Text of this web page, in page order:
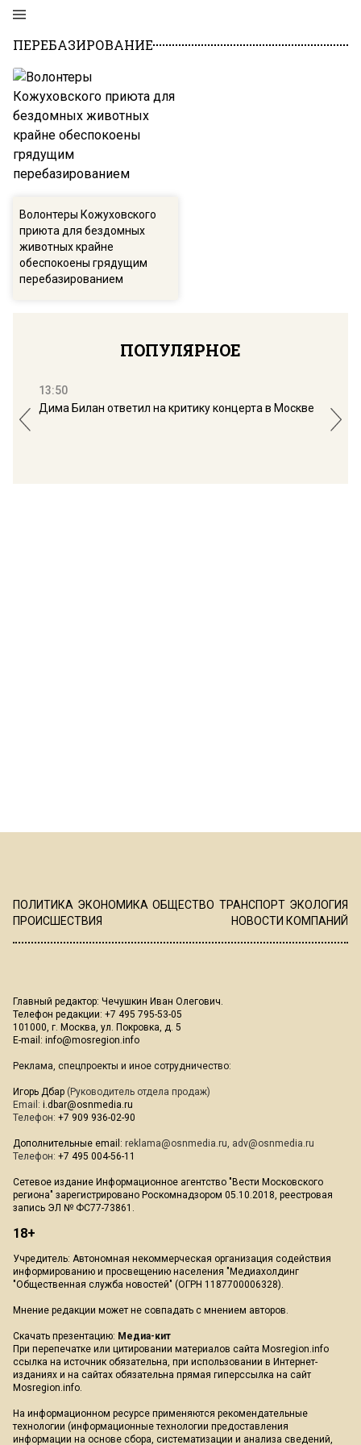
ПЕРЕБАЗИРОВАНИЕ
Волонтеры Кожуховского
приюта для бездомных
животных крайне
обеспокоены грядущим
перебазированием
ПОПУЛЯРНОЕ
13:50
Дима Билан ответил на критику концерта в Москве
ПОЛИТИКА ЭКОНОМИКА ОБЩЕСТВО ТРАНСПОРТ ЭКОЛОГИЯ
ПРОИСШЕСТВИЯ
НОВОСТИ КОМПАНИЙ
Главный редактор: Чечушкин Иван Олегович.
Телефон редакции: +7 495 795-53-05
101000, г. Москва, ул. Покровка, д. 5
E-mail: info@mosregion.info
Реклама, спецпроекты и иное сотрудничество:
Игорь Дбар (Руководитель отдела продаж)
Email: i.dbar@osnmedia.ru
Телефон: +7 909 936-02-90
Дополнительные email: reklama@osnmedia.ru, adv@osnmedia.ru
Телефон: +7 495 004-56-11
Сетевое издание Информационное агентство "Вести Московского
региона" зарегистрировано Роскомнадзором 05.10.2018, реестровая
запись ЭЛ № ФС77-73861.
18+
Учредитель: Автономная некоммерческая организация содействия
информированию и просвещению населения "Медиахолдинг
"Общественная служба новостей" (ОГРН 1187700006328).
Мнение редакции может не совпадать с мнением авторов.
Скачать презентацию: Медиа-кит
При перепечатке или цитировании материалов сайта Mosregion.info
ссылка на источник обязательна, при использовании в Интернет-
изданиях и на сайтах обязательна прямая гиперссылка на сайт
Mosregion.info.
На информационном ресурсе применяются рекомендательные
технологии (информационные технологии предоставления
информации на основе сбора, систематизации и анализа сведений,